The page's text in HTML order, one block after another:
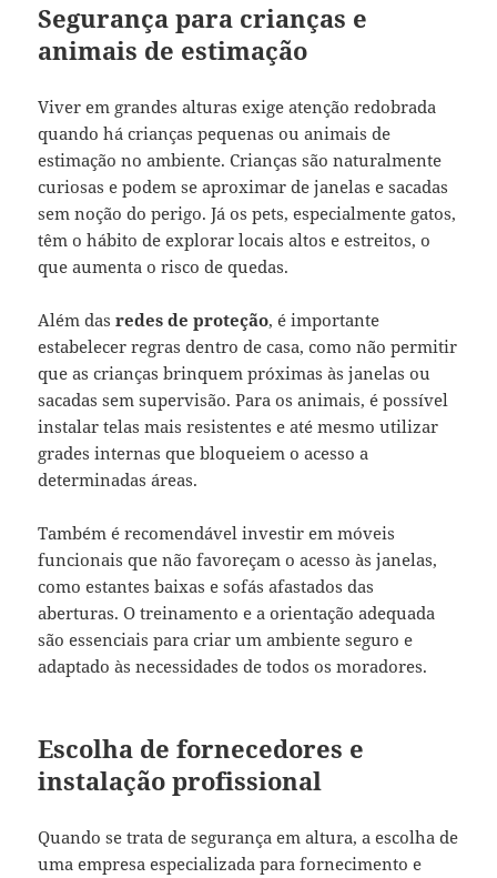
Segurança para crianças e
animais de estimação
Viver em grandes alturas exige atenção redobrada
quando há crianças pequenas ou animais de
estimação no ambiente. Crianças são naturalmente
curiosas e podem se aproximar de janelas e sacadas
sem noção do perigo. Já os pets, especialmente gatos,
têm o hábito de explorar locais altos e estreitos, o
que aumenta o risco de quedas.
Além dasredes de proteção, é importante
estabelecer regras dentro de casa, como não permitir
que as crianças brinquem próximas às janelas ou
sacadas sem supervisão. Para os animais, é possível
instalar telas mais resistentes e até mesmo utilizar
grades internas que bloqueiem o acesso a
determinadas áreas.
Também é recomendável investir em móveis
funcionais que não favoreçam o acesso às janelas,
como estantes baixas e sofás afastados das
aberturas. O treinamento e a orientação adequada
são essenciais para criar um ambiente seguro e
adaptado às necessidades de todos os moradores.
Escolha de fornecedores e
instalação profissional
Quando se trata de segurança em altura, a escolha de
uma empresa especializada para fornecimento e